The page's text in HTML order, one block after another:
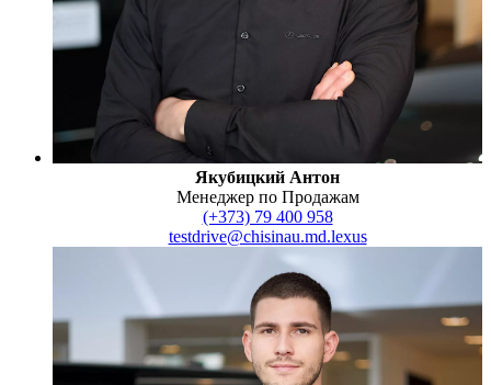
Якубицкий Антон
Менеджер по Продажам
(+373) 79 400 958
testdrive@chisinau.md.lexus